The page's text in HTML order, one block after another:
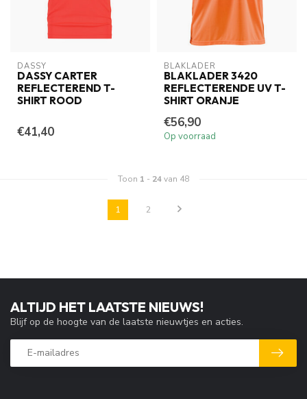
DASSY
DASSY CARTER
REFLECTEREND T-
SHIRT ROOD
€41,40
BLAKLADER
BLAKLADER 3420
REFLECTERENDE UV T-
SHIRT ORANJE
€56,90
Op voorraad
Toon 1 - 24van 48
1 2
ALTIJD HET LAATSTE NIEUWS!
Blijf op de hoogte van de laatste nieuwtjes en acties.